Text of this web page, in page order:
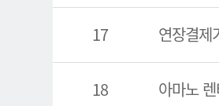
17 연장결제
18 아마노